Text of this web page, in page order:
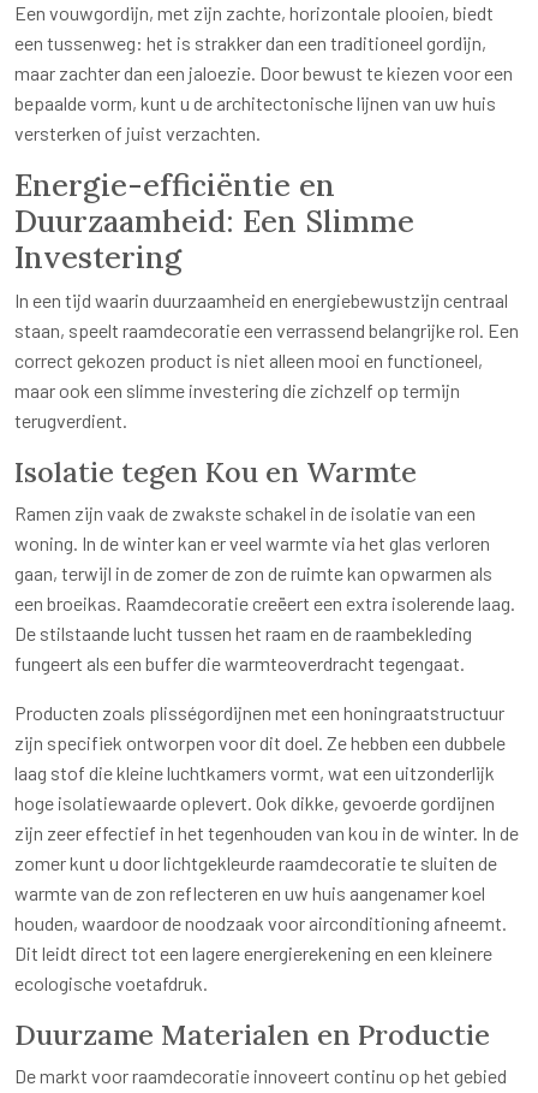
Een vouwgordijn, met zijn zachte, horizontale plooien, biedt
een tussenweg: het is strakker dan een traditioneel gordijn,
maar zachter dan een jaloezie. Door bewust te kiezen voor een
bepaalde vorm, kunt u de architectonische lijnen van uw huis
versterken of juist verzachten.
Energie-efficiëntie en
Duurzaamheid: Een Slimme
Investering
In een tijd waarin duurzaamheid en energiebewustzijn centraal
staan, speelt raamdecoratie een verrassend belangrijke rol. Een
correct gekozen product is niet alleen mooi en functioneel,
maar ook een slimme investering die zichzelf op termijn
terugverdient.
Isolatie tegen Kou en Warmte
Ramen zijn vaak de zwakste schakel in de isolatie van een
woning. In de winter kan er veel warmte via het glas verloren
gaan, terwijl in de zomer de zon de ruimte kan opwarmen als
een broeikas. Raamdecoratie creëert een extra isolerende laag.
De stilstaande lucht tussen het raam en de raambekleding
fungeert als een buffer die warmteoverdracht tegengaat.
Producten zoals plisségordijnen met een honingraatstructuur
zijn specifiek ontworpen voor dit doel. Ze hebben een dubbele
laag stof die kleine luchtkamers vormt, wat een uitzonderlijk
hoge isolatiewaarde oplevert. Ook dikke, gevoerde gordijnen
zijn zeer effectief in het tegenhouden van kou in de winter. In de
zomer kunt u door lichtgekleurde raamdecoratie te sluiten de
warmte van de zon reflecteren en uw huis aangenamer koel
houden, waardoor de noodzaak voor airconditioning afneemt.
Dit leidt direct tot een lagere energierekening en een kleinere
ecologische voetafdruk.
Duurzame Materialen en Productie
De markt voor raamdecoratie innoveert continu op het gebied